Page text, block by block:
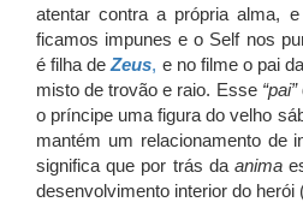
atentar contra a própria alma,
ficamos impunes e o Self nos
é filha deZeus, e no filme o pai
misto de trovão e raio. Esse“pai”
o príncipe uma figura do velho
mantém um relacionamento de
significa que por trás da anima
desenvolvimento interior do herói